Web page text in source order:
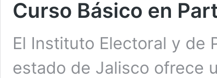
Curso Básico en
El Instituto Electoral y de
estado de Jalisco ofrece